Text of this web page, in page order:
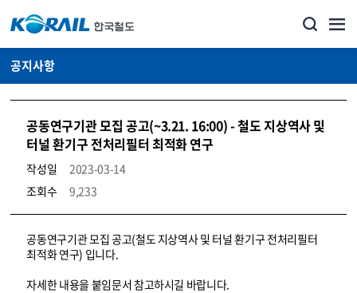
공지사항
공동연구기관 모집 공고(~3.21. 16:00) - 철도 지상역사 및
터널 환기구 전처리필터 최적화 연구
작성일
2023-03-14
조회수
9,233
뉴스·홍보_공지사항 상세보기 – 내용, 파일, 담당자 연락처로 구성
공동연구기관 모집 공고(철도 지상역사 및 터널 환기구 전처리필터
최적화 연구) 입니다.
자세한 내용을 붙임문서 참고하시길 바랍니다.